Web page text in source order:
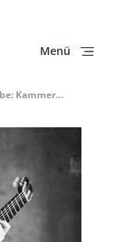
Menü
Gelebte Liebe: Kammermusik, Kommunikation, Kollegialität – Ein Nachruf Auf Heike Matthiesen